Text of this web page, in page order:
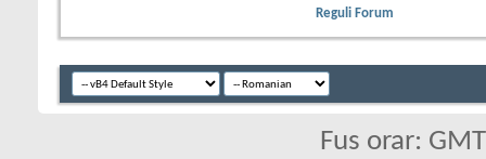
Reguli Forum
Fus orar: